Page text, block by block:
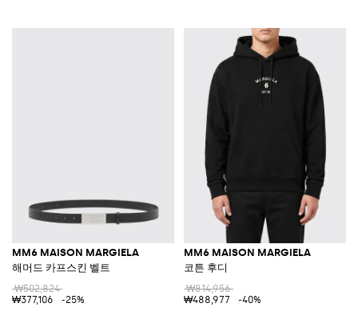
MM6 MAISON MARGIELA
해머드 카프스킨 벨트
₩502,824
₩377,106
-25%
MM6 MAISON MARGIELA
코튼 후디
₩814,956
₩488,977
-40%